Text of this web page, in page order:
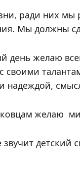
ради них мы
Мы должны
день желаю
своими
надеждой,
желаю
детский